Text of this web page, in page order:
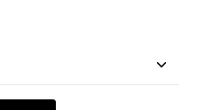
de gewenste